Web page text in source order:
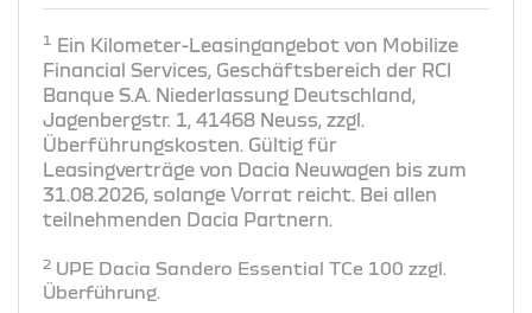
1
Ein Kilometer-Leasingangebot von Mobilize
Financial Services, Geschäftsbereich der RCI
Banque S.A. Niederlassung Deutschland,
Jagenbergstr. 1, 41468 Neuss, zzgl.
Überführungskosten. Gültig für
Leasingverträge von Dacia Neuwagen bis zum
31.08.2026, solange Vorrat reicht. Bei allen
teilnehmenden Dacia Partnern.
2 UPE Dacia Sandero Essential TCe 100 zzgl.
Überführung.